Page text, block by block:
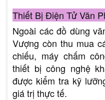
Thiết Bị Điện Tử Văn
Ngoài các đồ dùng
Vượng còn thu mua
chiếu, máy chấm
thiết bị công nghệ
được kiểm tra kỹ
giá trị thực tế.